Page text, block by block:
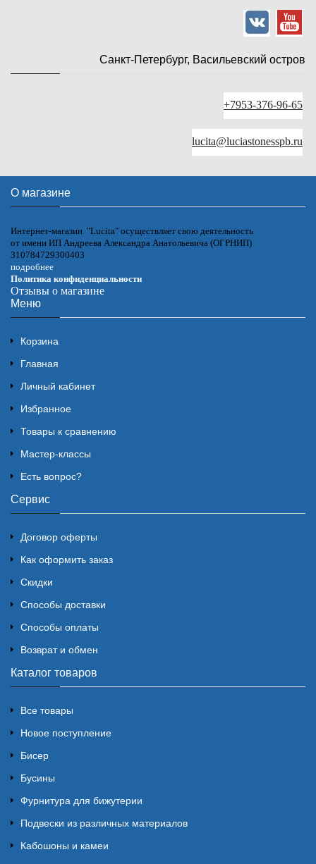
Санкт-Петербург, Васильевский остров
+7953-376-96-65
lucita@luciastonesspb.ru
О магазине
Интернет-магазин "Lucita" осуществляет свою деятельность
от имени ИП Андреева Александра Анатольевича (ОГРНИП)
310784729300403
подробнее
Политика конфиденциальности
Отзывы о магазине
Меню
Корзина
Главная
Личный кабинет
Избранное
Товары к сравнению
Мастер-классы
Есть вопрос?
Сервис
Договор оферты
Как оформить заказ
Скидки
Способы доставки
Способы оплаты
Возврат и обмен
Каталог товаров
Все товары
Новое поступление
Бисер
Бусины
Фурнитура для бижутерии
Подвески из различных материалов
Кабошоны и камеи